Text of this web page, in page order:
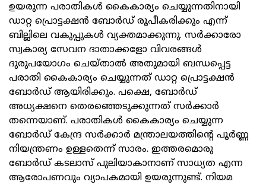
ഉയരുന്ന പരാതികള്‍ കൈകാര്യം ചെയ്യുന്നതിനായി
ഡാറ്റ പ്രൊട്ടക്ഷന്‍ ബോര്‍ഡ് രൂപീകരിക്കും എന്ന്
ബില്ലിലെ വകുപ്പുകള്‍ വ്യക്തമാക്കുന്നു. സര്‍ക്കാരോ
സ്വകാര്യ സേവന ദാതാക്കളോ വിവരങ്ങള്‍
ദുരുപയോഗം ചെയ്താല്‍ അതുമായി ബന്ധപ്പെട്ട
പരാതി കൈകാര്യം ചെയ്യുന്നത് ഡാറ്റ പ്രൊട്ടക്ഷന്‍
ബോര്‍ഡ് ആയിരിക്കും. പക്ഷെ, ബോര്‍ഡ്
അധ്യക്ഷനെ തെരഞ്ഞെടുക്കുന്നത് സര്‍ക്കാര്‍
തന്നെയാണ്. പരാതികള്‍ കൈകാര്യം ചെയ്യുന്ന
ബോര്‍ഡ് കേന്ദ്ര സര്‍ക്കാര്‍ മന്ത്രാലയത്തിന്റെ പൂര്‍ണ്ണ
നിയന്ത്രണം ഉള്ളതെന്ന് സാരം. ഇത്തരമൊരു
ബോര്‍ഡ് കടലാസ് പുലിയാകാനാണ് സാധ്യത എന്ന
ആരോപണവും വ്യാപകമായി ഉയരുന്നുണ്ട്. നിയമ